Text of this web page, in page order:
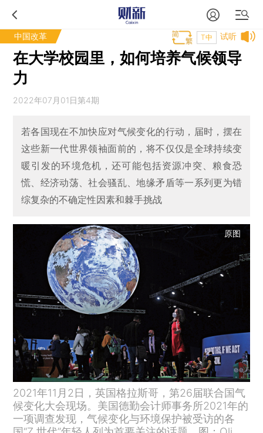
中国改革 试听
T中
在大学校园里，如何培养气候领导
力
2022年07月01日第4期
若各国现在不加快应对气候变化的行动，届时，摆在
这些新一代世界领袖面前的，将不仅仅是全球持续变
暖引发的环境危机，还可能包括资源冲突、粮食恐
慌、经济动荡、社会骚乱、地缘矛盾等一系列更为错
综复杂的不确定性因素和棘手挑战
原图
2021年11月2日，英国格拉斯哥，第26届联合国气
候变化大会现场。美国德勤会计师事务所2021年的
一项调查发现，气候变化与环境保护被受访的各